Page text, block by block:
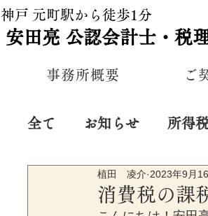
神戸 元町駅から徒歩1分
安田亮 公認会計士・税
事務所概要 ご
全て お知らせ 所得
プライベート 経営
消費税の課
植田 凌介 2023年9月